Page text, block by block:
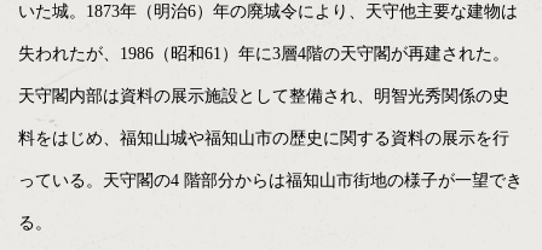
いた城。1873年（明治6）年の廃城令により、天守他主要な建物は
失われたが、1986（昭和61）年に3層4階の天守閣が再建された。
天守閣内部は資料の展示施設として整備され、明智光秀関係の史
料をはじめ、福知山城や福知山市の歴史に関する資料の展示を行
っている。天守閣の4 階部分からは福知山市街地の様子が一望でき
る。